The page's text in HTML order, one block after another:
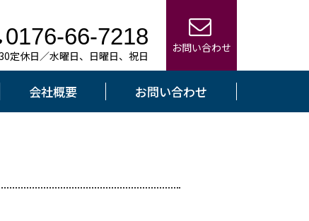
0176-66-7218
定休日／水曜日、日曜日、祝日
お問い合わせ
会社概要 お問い合わせ